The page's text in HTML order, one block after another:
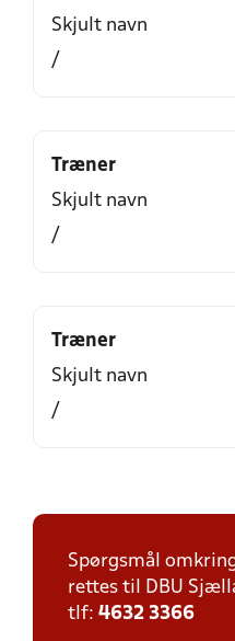
Skjult navn
/
Træner
Skjult navn
/
Træner
Skjult navn
/
Spørgsmål
rettes til DBU
tlf: 4632 3366